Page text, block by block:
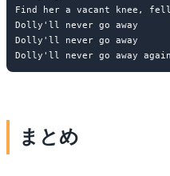
Find her a vacant knee,
Dolly'll never go away
Dolly'll never go away
まとめ